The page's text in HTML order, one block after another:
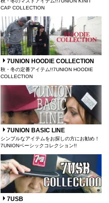
CAP COLLECTION
7UNION HOODIE COLLECTION
秋・冬の定番アイテム!!7UNION HOODIE
COLLECTION
7UNION BASIC LINE
シンプルなアイテムをお探しの方にお勧め！
7UNIONベーシックコレクション!!
7USB